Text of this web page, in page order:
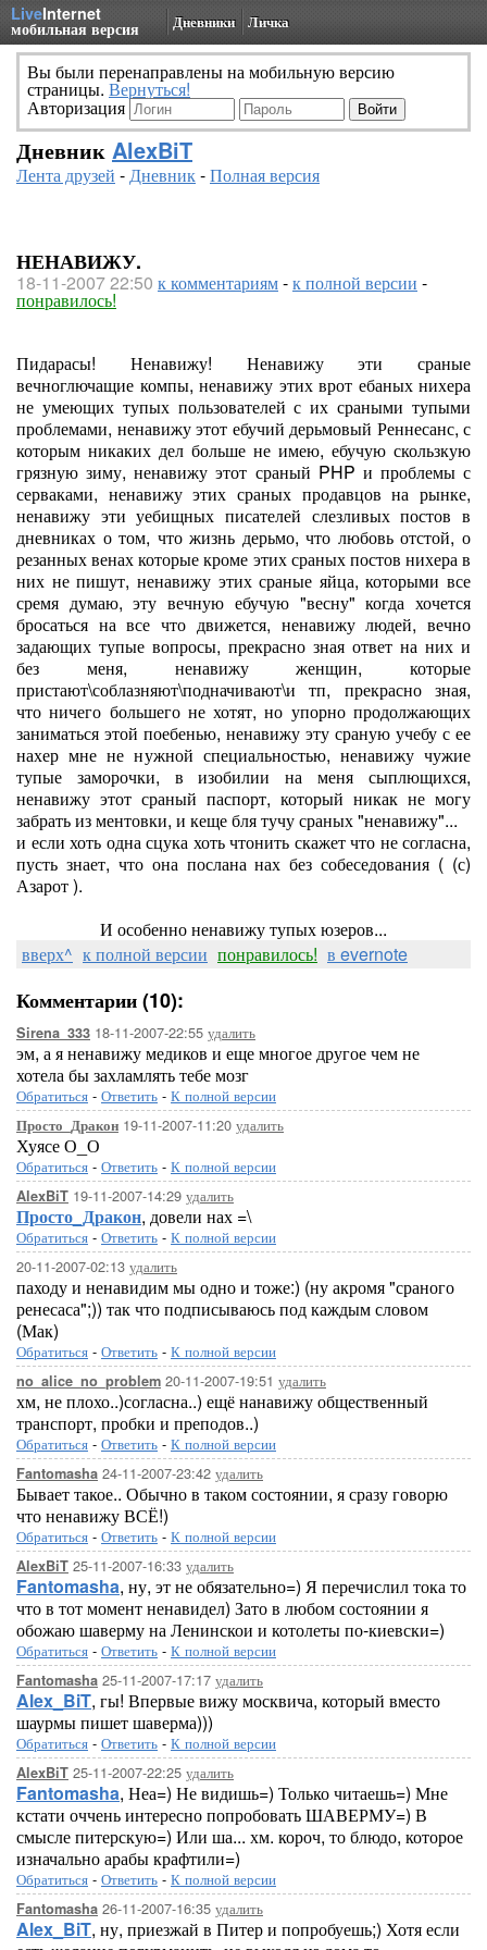
LiveInternet
мобильная версия Дневники Личка
Вы были перенаправлены на мобильную версию
страницы. Вернуться!
Авторизация
Дневник AlexBiT
Лента друзей -Дневник-Полная версия
НЕНАВИЖУ.
18-11-2007 22:50 к комментариям-к полной версии -
понравилось!
Пидарасы! Ненавижу! Ненавижу эти сраные
вечноглючащие компы, ненавижу этих врот ебаных нихера
не умеющих тупых пользователей с их сраными тупыми
проблемами, ненавижу этот ебучий дерьмовый Реннесанс, с
которым никаких дел больше не имею, ебучую скользкую
грязную зиму, ненавижу этот сраный PHP и проблемы с
серваками, ненавижу этих сраных продавцов на рынке,
ненавижу эти уебищных писателей слезливых постов в
дневниках о том, что жизнь дерьмо, что любовь отстой, о
резанных венах которые кроме этих сраных постов нихера в
них не пишут, ненавижу этих сраные яйца, которыми все
сремя думаю, эту вечную ебучую "весну" когда хочется
бросаться на все что движется, ненавижу людей, вечно
задающих тупые вопросы, прекрасно зная ответ на них и
без меня, ненавижу женщин, которые
пристают\соблазняют\подначивают\и тп, прекрасно зная,
что ничего большего не хотят, но упорно продолжающих
заниматься этой поебенью, ненавижу эту сраную учебу с ее
нахер мне не нужной специальностью, ненавижу чужие
тупые заморочки, в изобилии на меня сыплющихся,
ненавижу этот сраный паспорт, который никак не могу
забрать из ментовки, и кеще бля тучу сраных "ненавижу"...
и если хоть одна сцука хоть чтонить скажет что не согласна,
пусть знает, что она послана нах без собеседования ( (с)
Азарот ).
И особенно ненавижу тупых юзеров...
вверх^ к полной версии понравилось! в evernote
Комментарии (10):
Sirena_333 18-11-2007-22:55 удалить
эм, а я ненавижу медиков и еще многое другое чем не
хотела бы захламлять тебе мозг
Обратиться - Ответить - К полной версии
Просто_Дракон 19-11-2007-11:20 удалить
Хуясе О_О
Обратиться - Ответить - К полной версии
AlexBiT 19-11-2007-14:29 удалить
Просто_Дракон, довели нах =\
Обратиться - Ответить - К полной версии
20-11-2007-02:13 удалить
паходу и ненавидим мы одно и тоже:) (ну акромя "сраного
ренесаса";)) так что подписываюсь под каждым словом
(Мак)
Обратиться - Ответить - К полной версии
no_alice_no_problem 20-11-2007-19:51 удалить
хм, не плохо..)согласна..) ещё нанавижу общественный
транспорт, пробки и преподов..)
Обратиться - Ответить - К полной версии
Fantomasha 24-11-2007-23:42 удалить
Бывает такое.. Обычно в таком состоянии, я сразу говорю
что ненавижу ВСЁ!)
Обратиться - Ответить - К полной версии
AlexBiT 25-11-2007-16:33 удалить
Fantomasha, ну, эт не обязательно=) Я перечислил тока то
что в тот момент ненавидел) Зато в любом состоянии я
обожаю шаверму на Ленинскои и котолеты по-киевски=)
Обратиться - Ответить - К полной версии
Fantomasha 25-11-2007-17:17 удалить
Alex_BiT, гы! Впервые вижу москвича, который вместо
шаурмы пишет шаверма)))
Обратиться - Ответить - К полной версии
AlexBiT 25-11-2007-22:25 удалить
Fantomasha, Неа=) Не видишь=) Только читаешь=) Мне
кстати оччень интересно попробовать ШАВЕРМУ=) В
смысле питерскую=) Или ша... хм. короч, то блюдо, которое
изначально арабы крафтили=)
Обратиться - Ответить - К полной версии
Fantomasha 26-11-2007-16:35 удалить
Alex_BiT, ну, приезжай в Питер и попробуешь;) Хотя если